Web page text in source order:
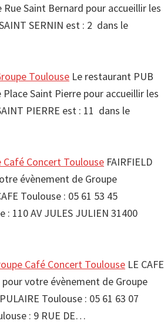
Saint Bernard pour accueillir les
SERNIN est : 2 dans le
Toulouse Le restaurant PUB
Saint Pierre pour accueillir les
PIERRE est : 11 dans le
Café Concert Toulouse FAIRFIELD
évènement de Groupe
Toulouse : 05 61 53 45
: 110 AV JULES JULIEN 31400
Café Concert Toulouse LE CAFE
votre évènement de Groupe
Toulouse : 05 61 63 07
: 9 RUE DE…